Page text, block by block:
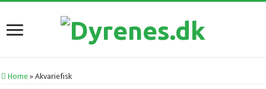
Home » Akvariefisk